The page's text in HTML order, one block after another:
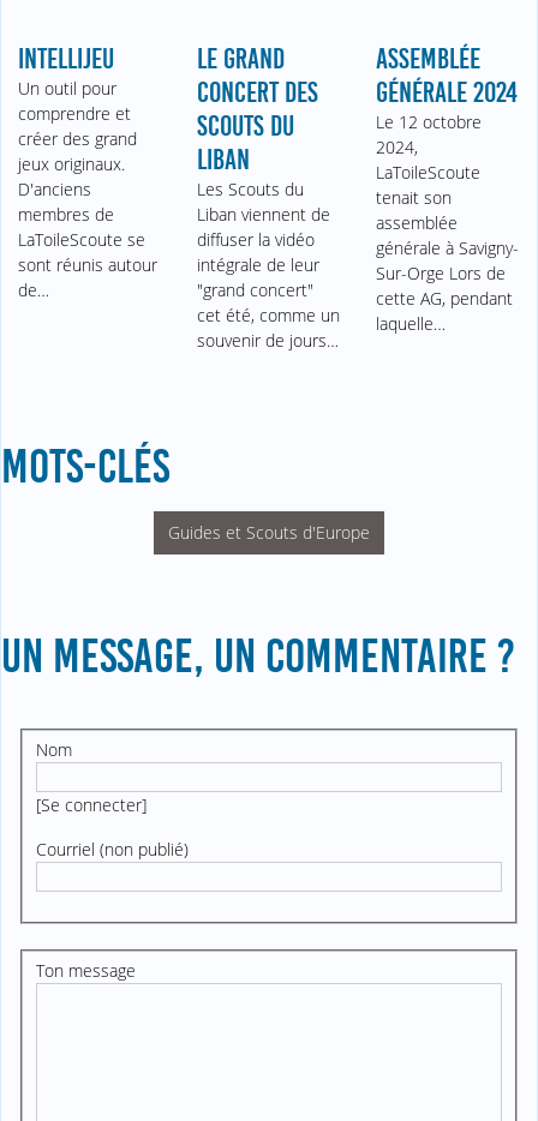
INTELLIJEU
Un outil pour
comprendre et
créer des grand
jeux originaux.
D'anciens
membres de
LaToileScoute se
sont réunis autour
de…
LE GRAND
CONCERT DES
SCOUTS DU
LIBAN
Les Scouts du
Liban viennent de
diffuser la vidéo
intégrale de leur
"grand concert"
cet été, comme un
souvenir de jours…
ASSEMBLÉE
GÉNÉRALE 2024
Le 12 octobre
2024,
LaToileScoute
tenait son
assemblée
générale à Savigny-
Sur-Orge Lors de
cette AG, pendant
laquelle…
MOTS-CLÉS
Guides et Scouts d'Europe
UN MESSAGE, UN COMMENTAIRE ?
Nom
[Se connecter]
Courriel (non publié)
Ton message